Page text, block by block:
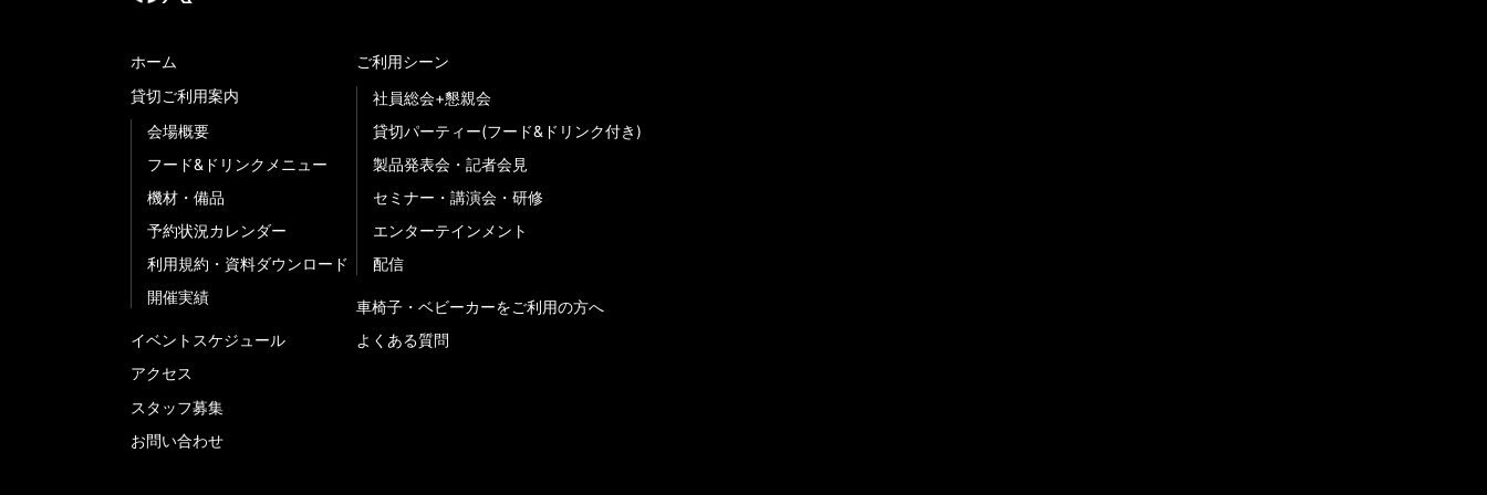
ホーム
貸切ご利用案内
会場概要
フード&ドリンクメニュー
機材・備品
予約状況カレンダー
利用規約・資料ダウンロード
開催実績
イベントスケジュール
アクセス
スタッフ募集
お問い合わせ
ご利用シーン
社員総会+懇親会
貸切パーティー(フード&ドリンク付き)
製品発表会・記者会見
セミナー・講演会・研修
エンターテインメント
配信
車椅子・ベビーカーをご利用の方へ
よくある質問